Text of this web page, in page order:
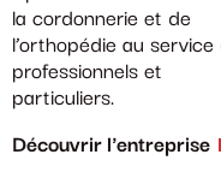
la cordonnerie et de
l’orthopédie au service
professionnels et
particuliers.
Découvrir l'entreprise